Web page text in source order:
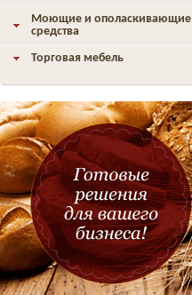
Моющие и ополаскивающие
средства
Торговая мебель